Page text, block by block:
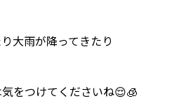
大雨が降ってきたり
をつけてくださいね😌🧊